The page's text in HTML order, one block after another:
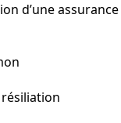
d’une assurance